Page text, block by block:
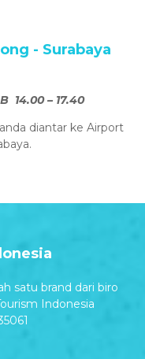
- Surabaya
14.00 – 17.40
diantar ke Airport
satu brand dari biro
Indonesia